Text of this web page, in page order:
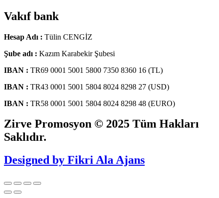
Vakıf bank
Hesap Adı : Tülin CENGİZ
Şube adı : Kazım Karabekir Şubesi
IBAN : TR69 0001 5001 5800 7350 8360 16 (TL)
IBAN : TR43 0001 5001 5804 8024 8298 27 (USD)
IBAN : TR58 0001 5001 5804 8024 8298 48 (EURO)
Zirve Promosyon © 2025 Tüm Hakları
Saklıdır.
Designed by Fikri Ala Ajans